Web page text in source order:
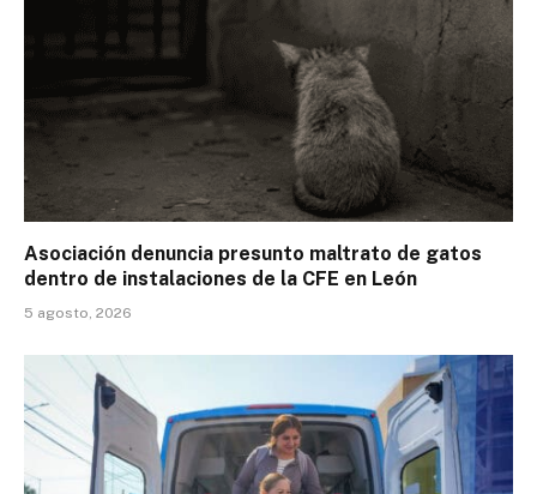
Asociación denuncia presunto maltrato de gatos
dentro de instalaciones de la CFE en León
5 agosto, 2026